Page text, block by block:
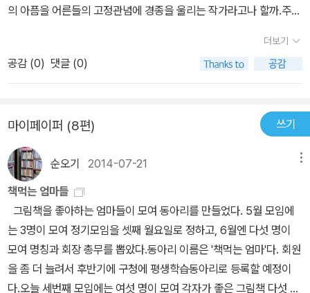
고학년은 고학년대로 눈높이에 따라 충분히 토론할 수 있는 책이다.
을 인정하고 받아들일 마음도 준비되었고 실천할 의지도 갖추고 있
히 여기는 눈길도 있는 게 사실이다. 그때마다 장애우들도 움츠러들
거나 물러서지 말고 당당히 현실과 부딪혀 보르카의 큐가든 같은 세
상을 이루어 나가자!
의 아픔을 어른들의 고정관념에 경종을 울리는 작가라고나 할까.주인
나면서 부터 깃털이 없는 장애가 있는 기러기이다.깃털처럼 보이는
회색털옷을 엄마기러기가 짜주었지만 언니 오빠들에게 놀림거리만
된다.겨울이 다가와 따뜻한곳으로 기러기 들이 날아갈때,보르카는 숨
서.혼자남은 보르카는 크롬비호라는 배를 타고 런던으로 와서 큐가든
이라는 일년내내 온갖 기러기들이 살고있는 공원으로 가게된다.그곳
의 기러기들은 깃털없는 보르카를 보고도 웃지도 않고 놀리지도 않고
모두들 친절했다.우리들은 모두 보이지는 않지만 조금씩은 부족한 부
분을 가지고 있다. 나는 초등학교시절 다리가 소아마비인 친구를 등
하교시 가방을 들어준 적이 있다.그때 우리들은 모두 그아이를 도와
주었다 가방을 들어주고 계단을 오를때 부축해주고 그러면서 함께 공
부를 했는데,요즘의 아이들은 나와 다르다는 것에 굉장히 민감하다.
나쁜쪽으로 .우리 어른들이 더불어 사는 세상임을 아이들에게 보여주
더보기
공감 (0) 댓글 (0)
마이페이퍼 (8편) 쓰기
순오기 2014-07-21
책먹는 엄마들
그림책을 좋아하는 엄마들이 모여 동아리를 만들었다. 5월 모임에
는 3명이 모여 정기모임을 셋째 월요일로 정하고, 6월엔 다섯 명이
모여 명칭과 회장 총무를 뽑았다.동아리 이름은 '책먹는 엄마'다. 회원
을 좀 더 늘려서 후반기에 구청에 평생학습동아리로 등록할 예정이
다.오늘 세번째 모임에는 여섯 명이 모여 각자가 좋은 그림책 다섯 권